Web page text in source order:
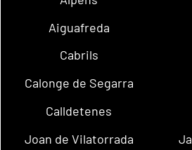
Aiguafreda
Cabrils
Calonge de Segarra
Calldetenes
Joan de Vilatorrada